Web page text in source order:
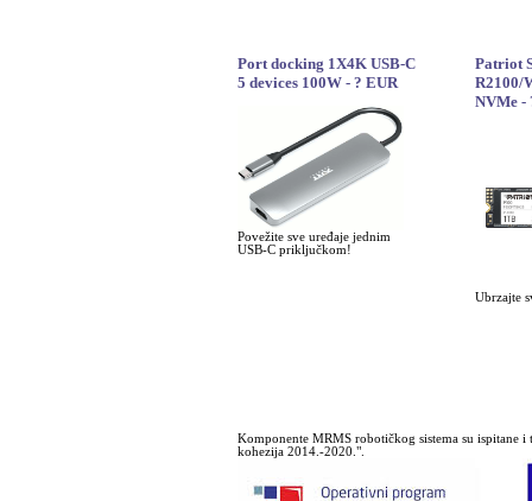
Port docking 1X4K USB-C
5 devices 100W - ? EUR
Povežite sve uređaje jednim
USB-C priključkom!
Patriot
R2100/
NVMe -
Ubrzajte
Komponente MRMS robotičkog sistema su
kohezija 2014.-2020.".